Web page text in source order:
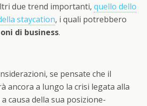
due trend importanti, quello dello
staycation, i quali potrebbero
di business.
se pensate che il
ancora a lungo la crisi legata alla
causa della sua posizione-